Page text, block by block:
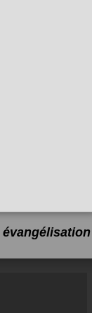
évangélisation